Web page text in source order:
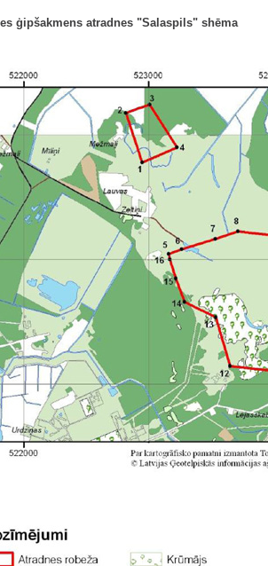
ģipšakmens atradnes "Salaspils" shēma